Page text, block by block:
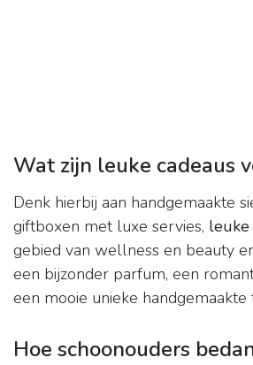
Wat zijn leuke cadeaus
Denk hierbij aan handgemaakte
giftboxen met luxe servies, leuke
gebied van wellness en beauty
een bijzonder parfum, een
een mooie unieke handgemaakte
Hoe schoonouders